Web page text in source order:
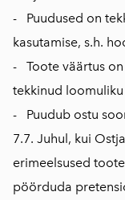
- Puudused on
kasutamise, s.h.
- Toote väärtus
tekkinud
- Puudub ostu
7.7. Juhul, kui
erimeelsused
pöörduda